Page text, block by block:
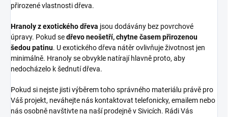
přirozené vlastnosti dřeva.
Hranoly z exotického dřeva jsou dodávány bez povrchové
úpravy. Pokud sedřevo neošetří, chytne časem přirozenou
šedou patinu. U exotického dřeva nátěr ovlivňuje životnost jen
minimálně. Hranoly se obvykle natírají hlavně proto, aby
nedocházelo k šednutí dřeva.
Pokud si nejste jisti výběrem toho správného materiálu právě pro
Váš projekt, neváhejte nás kontaktovat telefonicky, emailem nebo
nás osobně navštivte na naší prodejně v Sivicích. Rádi Vás